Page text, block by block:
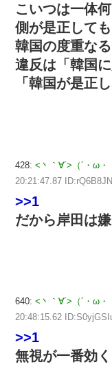
こいつは一体
側が是正して
韓国の度重な
違反は「韓国
「韓国が是正
428: <丶｀∀´>（´・ω
20:21:47.87
>>1
だから岸田は
640: <丶｀∀´>（´・ω
20:48:15.62
>>1
無視が一番効